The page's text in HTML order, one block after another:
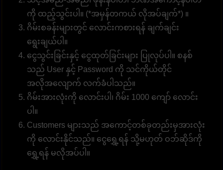
ကို ထည့်သွင်းပါ။ (*အမှန်တကယ် လိုအပ်ချက်*) ။
ဂိမ်းစခန်းများတွင် လောင်းကစားရန် ချက်ချင်း
ရွေးချယ်ပါ။
ငွေသွင်းခြင်းနှင့် ငွေထုတ်ခြင်းများ ပြုလုပ်ပါ။ စနစ်
သည် User နှင့် Password ကို သင်ကိုယ်တိုင်
အလိုအလျောက် လက်ခံပါသည်။
ဂိမ်းအားလုံးကို လောင်းပါ၊ ဂိမ်း 1000 ကျော် လောင်း
ပါ။
Customers များသည် အကောင့်တစ်ခုတည်းမှအားလုံး
ကို လောင်းနိုင်သည်။ ငွေရွှေ့ရန် သို့မဟုတ် ဝဘ်ဆိုဒ်ကို
ရွှေ့ရန် မလိုအပ်ပါ။